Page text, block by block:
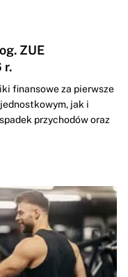
ZUE
r.
finansowe za pierwsze
jak i
przychodów oraz